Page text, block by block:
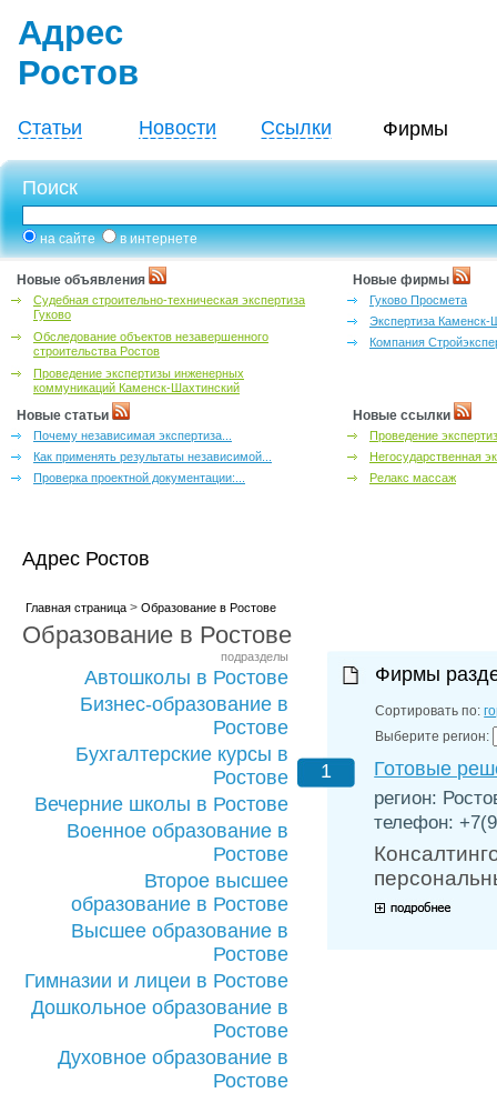
Адрес
Ростов
Статьи Новости Ссылки Фирмы
Поиск
на сайте в интернете
Новые объявления
Судебная строительно-техническая экспертиза
Гуково
Обследование объектов незавершенного
строительства Ростов
Проведение экспертизы инженерных
коммуникаций Каменск-Шахтинский
Новые фирмы
Гуково Просмета
Экспертиза Каменск-
Компания
Новые статьи
Почему независимая экспертиза...
Как применять результаты независимой...
Проверка проектной документации:...
Новые ссылки
Проведение
Негосударственная
Релакс массаж
Адрес Ростов
Главная страница> Образование в Ростове
Образование в Ростове
подразделы
Автошколы в Ростове
Бизнес-образование в
Ростове
Бухгалтерские курсы в
Ростове
Вечерние школы в Ростове
Военное образование в
Ростове
Второе высшее
образование в Ростове
Высшее образование в
Ростове
Гимназии и лицеи в Ростове
Дошкольное образование в
Ростове
Духовное образование в
Ростове
Фирмы
Сортировать по:
Выберите регион:
1
Готовые
регион:
телефон: